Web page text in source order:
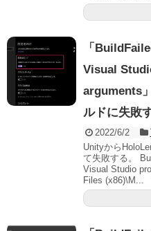
「
Visual
arguments
ルドに失敗
2022/6/2
Unityから
て失敗する。
Visual Studio
Files (x86)\M...